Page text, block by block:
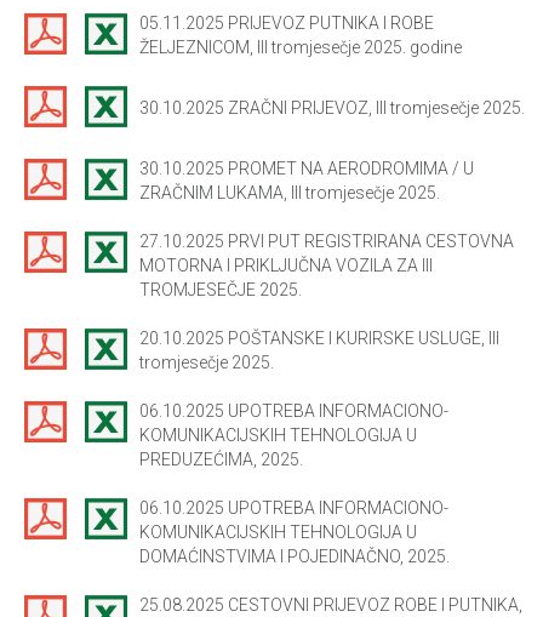
05.11.2025 PRIJEVOZ PUTNIKA I ROBE
ŽELJEZNICOM, III tromjesečje 2025. godine
30.10.2025 ZRAČNI PRIJEVOZ, III tromjesečje 2025.
30.10.2025 PROMET NA AERODROMIMA / U
ZRAČNIM LUKAMA, III tromjesečje 2025.
27.10.2025 PRVI PUT REGISTRIRANA CESTOVNA
MOTORNA I PRIKLJUČNA VOZILA ZA III
TROMJESEČJE 2025.
20.10.2025 POŠTANSKE I KURIRSKE USLUGE, III
tromjesečje 2025.
06.10.2025 UPOTREBA INFORMACIONO-
KOMUNIKACIJSKIH TEHNOLOGIJA U
PREDUZEĆIMA, 2025.
06.10.2025 UPOTREBA INFORMACIONO-
KOMUNIKACIJSKIH TEHNOLOGIJA U
DOMAĆINSTVIMA I POJEDINAČNO, 2025.
25.08.2025 CESTOVNI PRIJEVOZ ROBE I PUTNIKA,